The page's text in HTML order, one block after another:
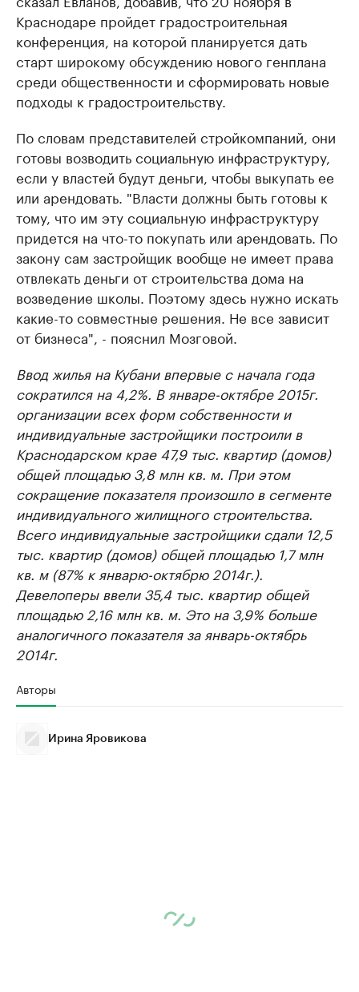
Краснодаре пройдет градостроительная
конференция, на которой планируется дать
старт широкому обсуждению нового генплана
среди общественности и сформировать новые
подходы к градостроительству.
По словам представителей стройкомпаний, они
готовы возводить социальную инфраструктуру,
если у властей будут деньги, чтобы выкупать ее
или арендовать. "Власти должны быть готовы к
тому, что им эту социальную инфраструктуру
придется на что-то покупать или арендовать. По
закону сам застройщик вообще не имеет права
отвлекать деньги от строительства дома на
возведение школы. Поэтому здесь нужно искать
какие-то совместные решения. Не все зависит
от бизнеса", - пояснил Мозговой.
Ввод жилья на Кубани впервые с начала года
сократился на 4,2%. В январе-октябре 2015г.
организации всех форм собственности и
индивидуальные застройщики построили в
Краснодарском крае 47,9 тыс. квартир (домов)
общей площадью 3,8 млн кв. м. При этом
сокращение показателя произошло в сегменте
индивидуального жилищного строительства.
Всего индивидуальные застройщики сдали 12,5
тыс. квартир (домов) общей площадью 1,7 млн
кв. м (87% к январю-октябрю 2014г.).
Девелоперы ввели 35,4 тыс. квартир общей
площадью 2,16 млн кв. м. Это на 3,9% больше
аналогичного показателя за январь-октябрь
2014г.
Авторы
Ирина Яровикова